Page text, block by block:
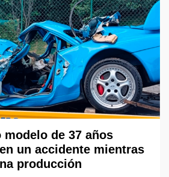
modelo de 37 años
un accidente mientras
producción